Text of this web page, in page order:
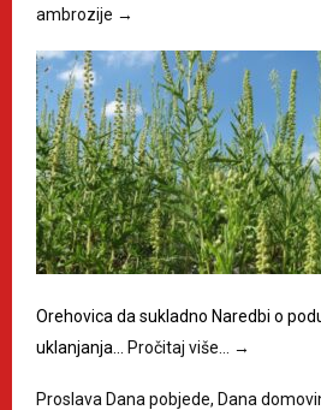
ambrozije →
Orehovica da sukladno Naredbi o
uklanjanja…
Pročitaj više… →
Proslava Dana pobjede, Dana